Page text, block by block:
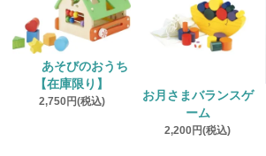
あそびのおうち
【在庫限り】
2,750円(税込)
お月さまバランスゲ
ーム
2,200円(税込)